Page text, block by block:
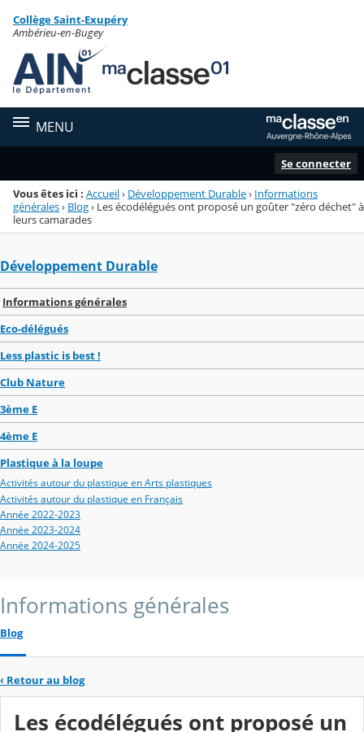
Menu de la rubrique
Contenu
Collège Saint-Exupéry
Ambérieu-en-Bugey
MENU
Se connecter
Vous êtes ici : Accueil› Développement Durable› Informations
générales› Blog› Les écodélégués ont proposé un goûter "zéro déchet" à
leurs camarades
Développement Durable
Informations générales
Eco-délégués
Less plastic is best !
Club Nature
3ème E
4ème E
Plastique à la loupe
Activités autour du plastique en Arts plastiques
Activités autour du plastique en Français
Année 2022-2023
Année 2023-2024
Année 2024-2025
Informations générales
Blog
‹ Retour au blog
Les écodélégués ont proposé un